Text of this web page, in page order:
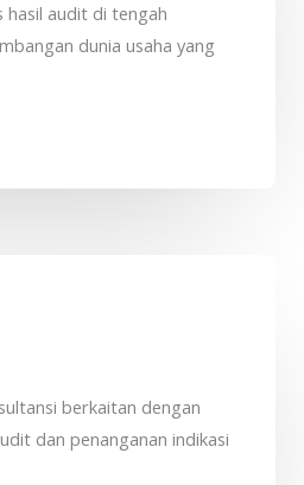
hasil audit di tengah
dunia usaha yang
berkaitan dengan
dan penanganan indikasi